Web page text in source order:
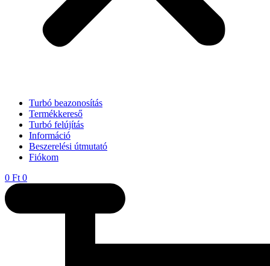
Turbó beazonosítás
Termékkereső
Turbó felújítás
Információ
Beszerelési útmutató
Fiókom
0 Ft 0